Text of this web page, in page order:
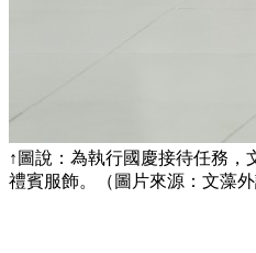
↑圖說：為執行國慶接待任務，
禮賓服飾。（圖片來源：文藻外